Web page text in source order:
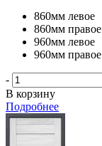
860мм левое
860мм правое
960мм левое
960мм правое
-
В корзину
Подробнее